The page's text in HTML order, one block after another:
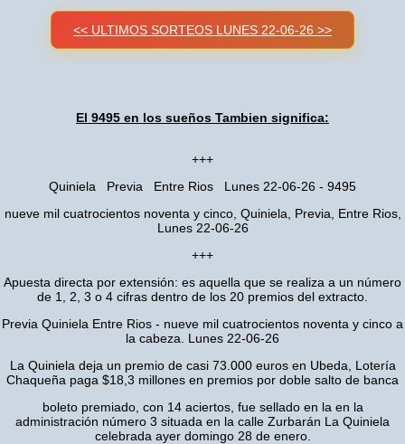
<< ULTIMOS SORTEOS LUNES 22-06-26 >>
El 9495 en los sueños Tambien significa:
+++
Quiniela Previa Entre Rios Lunes 22-06-26 - 9495
nueve mil cuatrocientos noventa y cinco, Quiniela, Previa, Entre Rios,
Lunes 22-06-26
+++
Apuesta directa por extensión: es aquella que se realiza a un número
de 1, 2, 3 o 4 cifras dentro de los 20 premios del extracto.
Previa Quiniela Entre Rios - nueve mil cuatrocientos noventa y cinco a
la cabeza. Lunes 22-06-26
La Quiniela deja un premio de casi 73.000 euros en Ubeda, Lotería
Chaqueña paga $18,3 millones en premios por doble salto de banca
boleto premiado, con 14 aciertos, fue sellado en la en la
administración número 3 situada en la calle Zurbarán La Quiniela
celebrada ayer domingo 28 de enero.